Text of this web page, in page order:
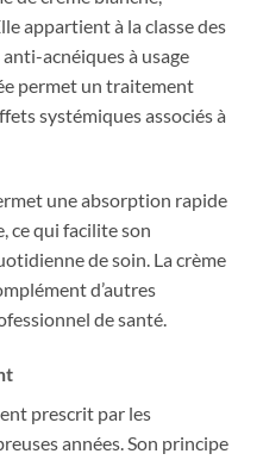
appartient à la classe des
acnéiques à usage
permet un traitement
systémiques associés à
une absorption rapide
ce qui facilite son
de soin. La crème
d’autres
de santé.
prescrit par les
années. Son principe